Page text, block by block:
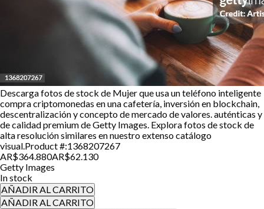
Descarga fotos de stock de Mujer que usa un teléfono inteligente
compra criptomonedas en una cafetería, inversión en blockchain,
descentralización y concepto de mercado de valores. auténticas y
de calidad premium de Getty Images. Explora fotos de stock de
alta resolución similares en nuestro extenso catálogo
visual.Product #:1368207267
AR$364.880AR$62.130
Getty Images
In stock
AÑADIR AL CARRITO
AÑADIR AL CARRITO